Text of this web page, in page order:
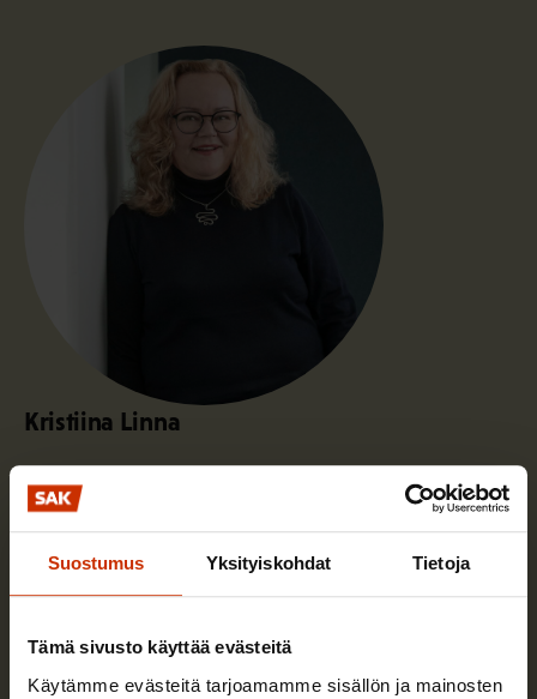
Suostumus Yksityiskohdat Tietoja
Tämä sivusto käyttää evästeitä
Käytämme evästeitä tarjoamamme sisällön ja mainosten
Kristiina Linna
Toimin Maarianhaminassa alue- ja
järjestöasiantuntijana. Vastaan Ahvenanmaan
liittopalveluista ja SAK:n ruotsinkielisestä
Lue lisää kirjoittajasta